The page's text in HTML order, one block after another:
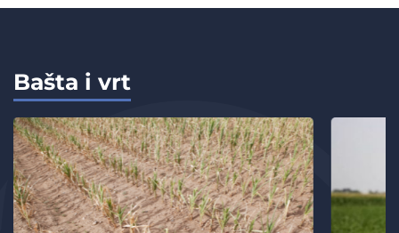
Bašta i vrt